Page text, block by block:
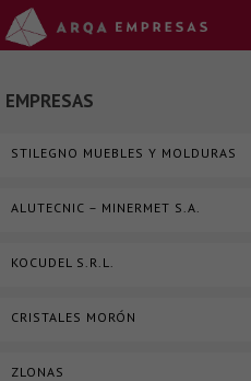
EMPRESAS
STILEGNO MUEBLES Y MOLDURAS
ALUTECNIC – MINERMET S.A.
KOCUDEL S.R.L.
CRISTALES MORÓN
ZLONAS